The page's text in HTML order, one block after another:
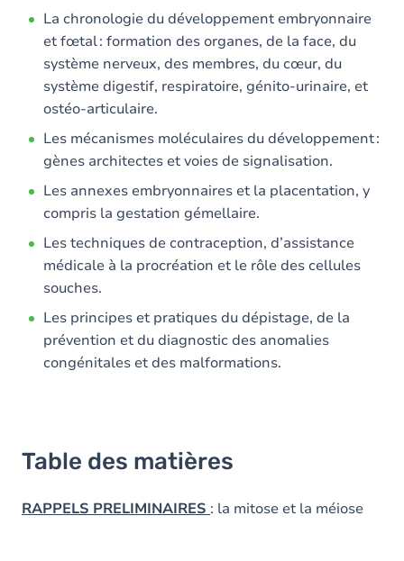
La chronologie du développement embryonnaire
et fœtal : formation des organes, de la face, du
système nerveux, des membres, du cœur, du
système digestif, respiratoire, génito-urinaire, et
ostéo-articulaire.
Les mécanismes moléculaires du développement :
gènes architectes et voies de signalisation.
Les annexes embryonnaires et la placentation, y
compris la gestation gémellaire.
Les techniques de contraception, d’assistance
médicale à la procréation et le rôle des cellules
souches.
Les principes et pratiques du dépistage, de la
prévention et du diagnostic des anomalies
congénitales et des malformations.
Table des matières
RAPPELS PRELIMINAIRES : la mitose et la méiose